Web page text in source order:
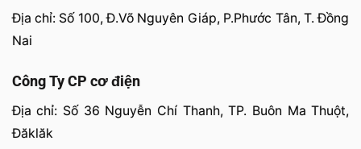
Địa chỉ: Số 100, Đ.Võ Nguyên Giáp, P.Phước Tân, T. Đồng
Nai
Công Ty CP cơ điện
Địa chỉ: Số 36 Nguyễn Chí Thanh, TP. Buôn Ma Thuột,
Đăklăk